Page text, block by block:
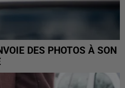
DES PHOTOS À SON